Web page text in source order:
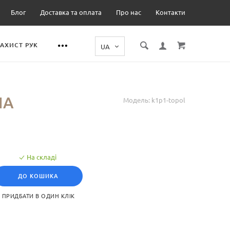
Блог Доставка та оплата Про нас Контакти
РУК
Модель: k1p1-topol
На складі
ДО КОШИКА
ПРИДБАТИ В ОДИН КЛІК